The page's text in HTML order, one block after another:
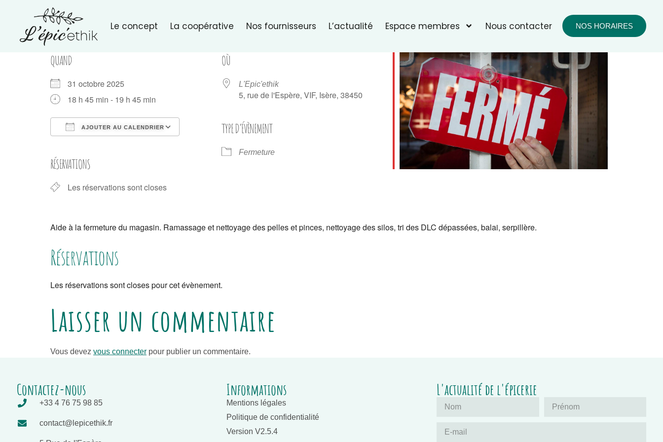
Le concept La coopérative Nos fournisseurs L’actualité Espace membres Nous contacter NOS HORAIRES
QUAND
31 octobre 2025
18 h 45 min - 19 h 45 min
AJOUTER AU CALENDRIER
Office 365 Outlook Live
RÉSERVATIONS
Les réservations sont closes
OÙ
L'Epic'ethik
5, rue de l'Espère, VIF, Isère, 38450
TYPE D’ÉVÈNEMENT
Fermeture
Aide à la fermeture du magasin. Ramassage et nettoyage des pelles et pinces, nettoyage des silos, tri des DLC dépassées, balai, serpillère.
Réservations
Les réservations sont closes pour cet évènement.
Laisser un commentaire
Vous devez vous connecter pour publier un commentaire.
Contactez-nous
+33 4 76 75 98 85
contact@lepicethik.fr
Informations
Mentions légales
Politique de confidentialité
Version V2.5.4
L'actualité de l'épicerie